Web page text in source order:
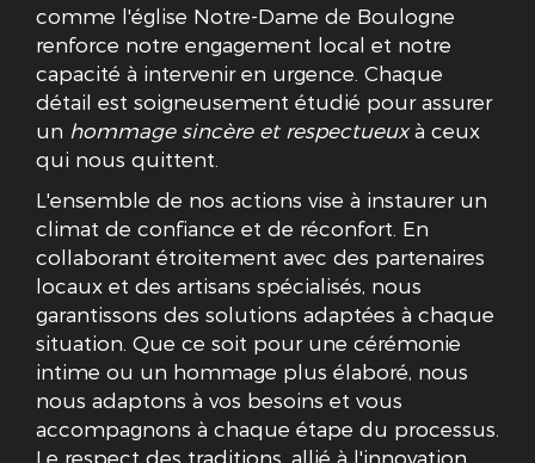
comme l'église Notre-Dame de Boulogne
renforce notre engagement local et notre
capacité à intervenir en urgence. Chaque
détail est soigneusement étudié pour assurer
un hommage sincère et respectueuxà ceux
qui nous quittent.
L'ensemble de nos actions vise à instaurer un
climat de confiance et de réconfort. En
collaborant étroitement avec des partenaires
locaux et des artisans spécialisés, nous
garantissons des solutions adaptées à chaque
situation. Que ce soit pour une cérémonie
intime ou un hommage plus élaboré, nous
nous adaptons à vos besoins et vous
accompagnons à chaque étape du processus.
Le respect des traditions, allié à l'innovation